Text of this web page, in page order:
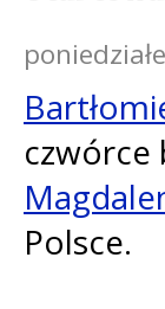
czwórce
Polsce.